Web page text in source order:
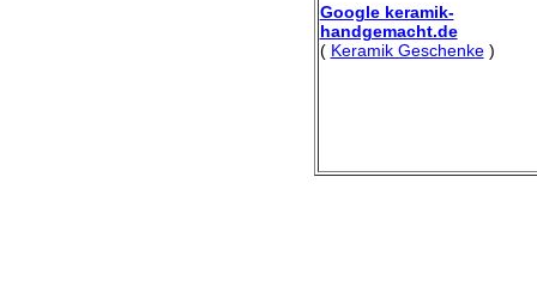
Google keramik-
handgemacht.de
( Keramik Geschenke)